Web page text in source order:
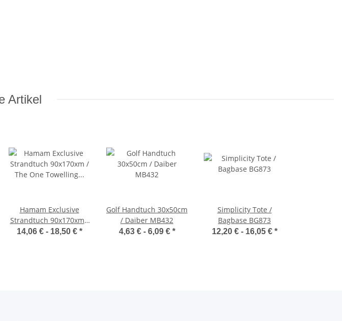
Artikel
Hamam Exclusive
Strandtuch 90x170xm /
The One Towelling T1-
14,06 € - 18,50 € *
Golf Handtuch 30x50cm
/ Daiber MB432
4,63 € - 6,09 € *
Simplicity Tote /
Bagbase BG873
12,20 € - 16,05 € *